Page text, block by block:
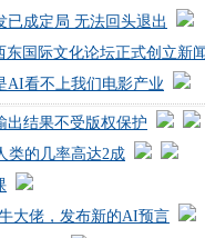
已成定局 无法回头退出
国际文化论坛正式创立新
AI看不上我们电影产业
出结果不受版权保护
类的几率高达2成
大佬，发布新的AI预言